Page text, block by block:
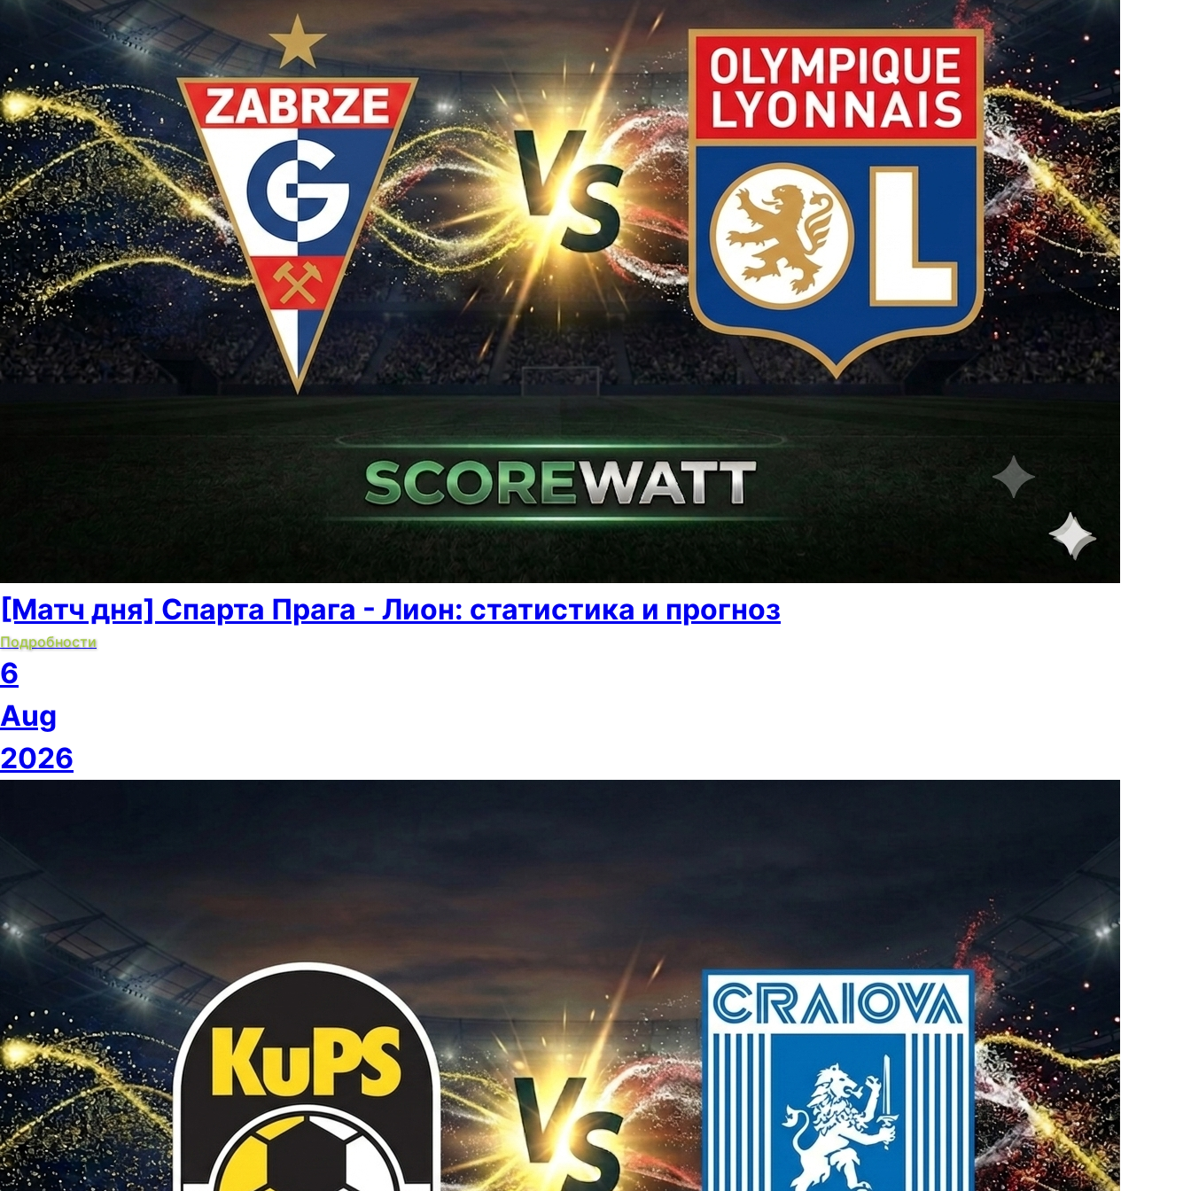
[Матч дня] Спарта Прага - Лион: статистика и прогноз
Подробности
6
Aug
2026